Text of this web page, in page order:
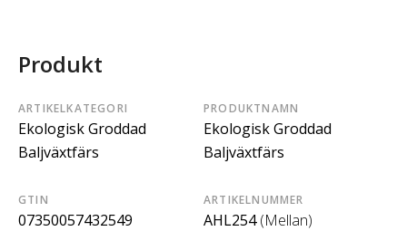
Produkt
ARTIKELKATEGORI
Ekologisk Groddad
Baljväxtfärs
PRODUKTNAMN
Ekologisk Groddad
Baljväxtfärs
GTIN
07350057432549
ARTIKELNUMMER
AHL254 (Mellan)